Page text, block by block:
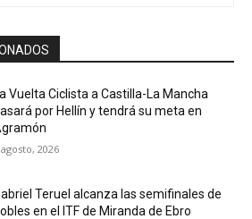
Vuelta Ciclista a Castilla-La Mancha
por Hellín y tendrá su meta en
2026
Teruel alcanza las semifinales de
en el ITF de Miranda de Ebro